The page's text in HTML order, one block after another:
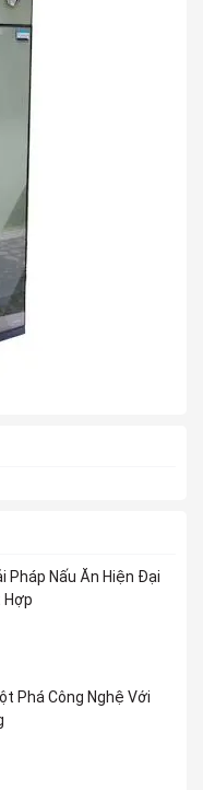
Pháp Nấu Ăn Hiện Đại
Hợp
Phá Công Nghệ Với